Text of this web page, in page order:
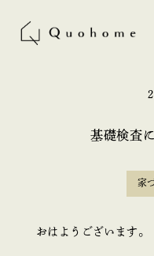
基礎検査
家
おはようございます。